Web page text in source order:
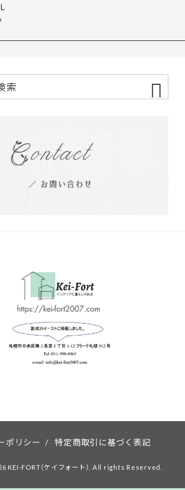
ポリシー / 特定商取引に基づく表記
KEI-FORT（ケイフォート）. All rights Reserved.